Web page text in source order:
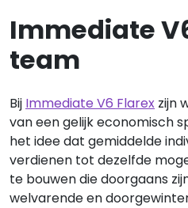
Immediate
team
Bij Immediate V6 Flarex zijn
van een gelijk economisch
het idee dat gemiddelde
verdienen tot dezelfde
te bouwen die doorgaans
welvarende en